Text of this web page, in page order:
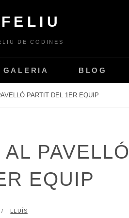
DE CODINES
GALERIA BLOG
PARTIT DEL 1ER EQUIP
PAVELLÓ
EQUIP
BY
LLUÍS